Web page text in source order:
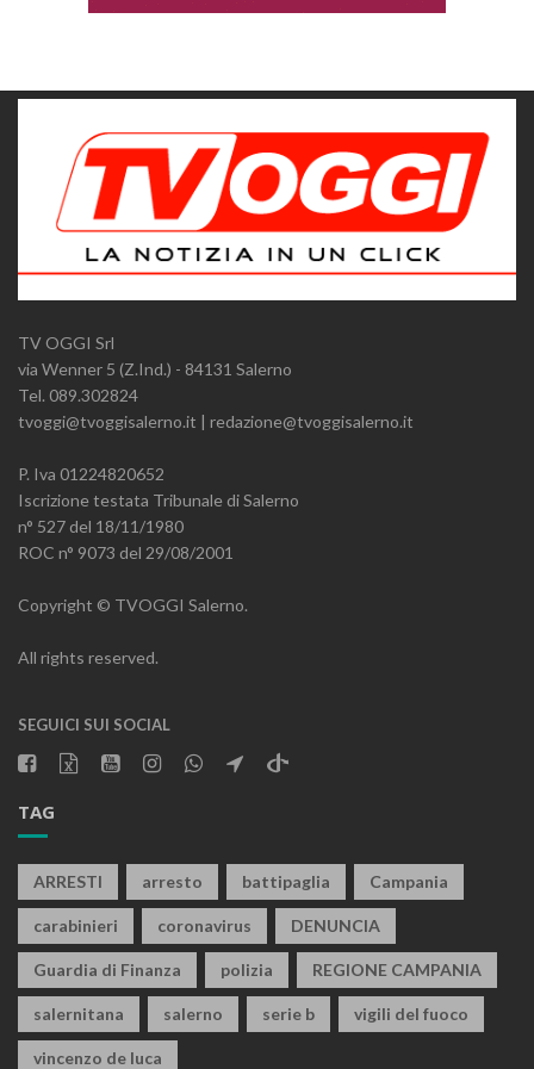
TV OGGI Srl
via Wenner 5 (Z.Ind.) - 84131 Salerno
Tel. 089.302824
tvoggi@tvoggisalerno.it | redazione@tvoggisalerno.it
P. Iva 01224820652
Iscrizione testata Tribunale di Salerno
n° 527 del 18/11/1980
ROC n° 9073 del 29/08/2001
Copyright © TVOGGI Salerno.
All rights reserved.
SEGUICI SUI SOCIAL
TAG
ARRESTI arresto battipaglia Campania
carabinieri coronavirus DENUNCIA
Guardia di Finanza polizia REGIONE CAMPANIA
salernitana salerno serie b vigili del fuoco
vincenzo de luca